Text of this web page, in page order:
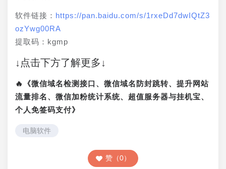
软件链接： https://pan.baidu.com/s/1rxeDd7dwIQtZ3
ozYwg00RA
提取码：kgmp
↓点击下方了解更多↓
🔥《微信域名检测接口、微信域名防封跳转、提升网站
流量排名、微信加粉统计系统、超值服务器与挂机宝、
个人免签码支付》
电脑软件
赞（0）